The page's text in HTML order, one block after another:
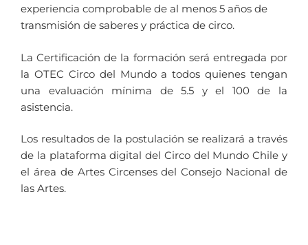
experiencia comprobable de al menos 5 años de
transmisión de saberes y práctica de circo.
La Certificación de la formación será entregada por
la OTEC Circo del Mundo a todos quienes tengan
una evaluación mínima de 5.5 y el 100 de la
asistencia.
Los resultados de la postulación se realizará a través
de la plataforma digital del Circo del Mundo Chile y
el área de Artes Circenses del Consejo Nacional de
las Artes.